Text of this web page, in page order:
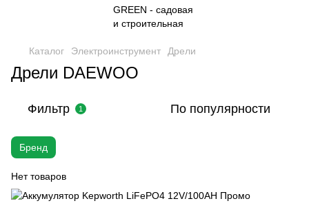
Каталог Электроинструмент Дрели
Дрели DAEWOO
Фильтр 1 По популярности
Бренд
Нет товаров